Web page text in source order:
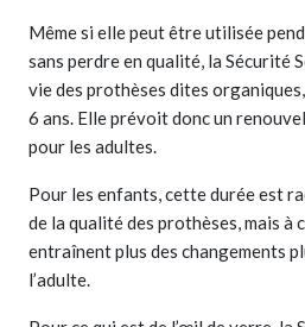
Même si elle peut être utilisée
sans perdre en qualité, la Sécurité
vie des prothèses dites
6 ans. Elle prévoit donc un
pour les adultes.
Pour les enfants, cette durée est
de la qualité des prothèses, mais à
entraînent plus des changements
l’adulte.